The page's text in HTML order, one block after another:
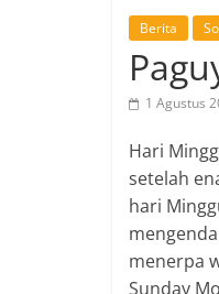
Berita
1 Agustus
Hari
setelah
hari
menerpa
Sunday